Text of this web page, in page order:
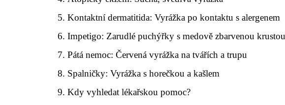
Kontaktní dermatitida: Vyrážka po kontaktu s alergenem
Impetigo: Zarudlé puchýřky s medově zbarvenou krustou
Pátá nemoc: Červená vyrážka na tvářích a trupu
Spalničky: Vyrážka s horečkou a kašlem
Kdy vyhledat lékařskou pomoc?